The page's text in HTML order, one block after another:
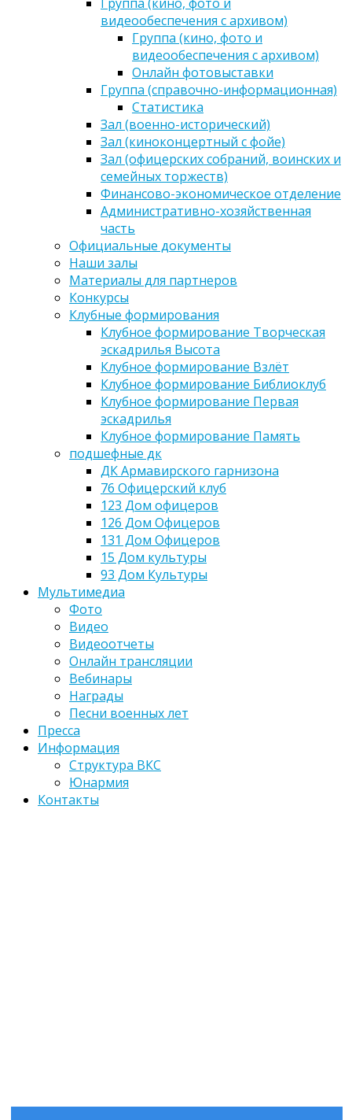
видеообеспечения с архивом)
Группа (кино, фото и
видеообеспечения с архивом)
Онлайн фотовыставки
Группа (справочно-информационная)
Статистика
Зал (военно-исторический)
Зал (киноконцертный с фойе)
Зал (офицерских собраний, воинских и
семейных торжеств)
Финансово-экономическое отделение
Административно-хозяйственная
часть
Официальные документы
Наши залы
Материалы для партнеров
Конкурсы
Клубные формирования
Клубное формирование Творческая
эскадрилья Высота
Клубное формирование Взлёт
Клубное формирование Библиоклуб
Клубное формирование Первая
эскадрилья
Клубное формирование Память
подшефные дк
ДК Армавирского гарнизона
76 Офицерский клуб
123 Дом офицеров
126 Дом Офицеров
131 Дом Офицеров
15 Дом культуры
93 Дом Культуры
Мультимедиа
Фото
Видео
Видеоотчеты
Онлайн трансляции
Вебинары
Награды
Песни военных лет
Пресса
Информация
Структура ВКС
Юнармия
Контакты